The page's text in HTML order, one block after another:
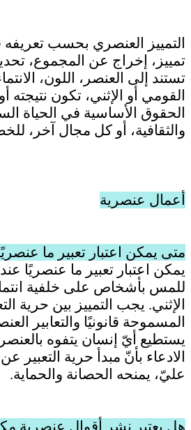
التمييز العنصري بحسب
تمييز، إخراج عن المجموع،
تستند إلى العنصر، اللون،
القومي أو الإثني، تكون
الحقوق الأساسية في الحياة
والثقافية، أو كل مجال آخر،
أعمال عنصرية
متى يمكن اعتبار تعبير ما
يمكن اعتبار تعبير ما عنصريًا
للمس بأشخاص على خلفية
الإثني. يجب التمييز بين حرية
المسموحة قانونيًا والتعابير
يستطيع أيّ إنسان يتفوه
الادعاء بأنّ مبدأ حرية التعبير
عليّ، يمنحه الحصانة والحماية.
هل يعتبر نشر أقوال عنصرية